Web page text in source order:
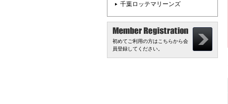
千葉ロッテマリーンズ
初めてご利用の方はこちらから会
員登録してください。